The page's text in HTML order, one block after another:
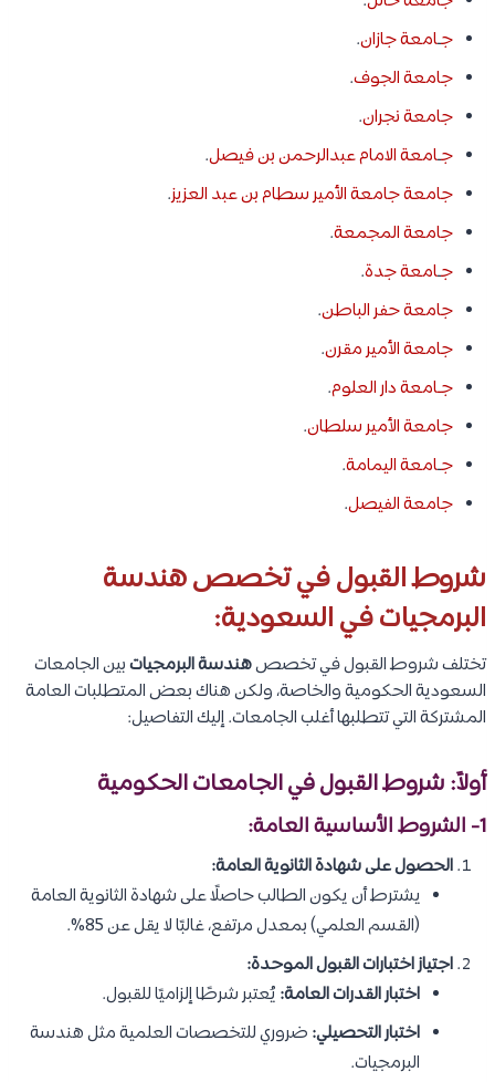
جـامعة جازان.
جامعة الجوف.
جامعة نجران.
جـامعة الامام عبدالرحمن بن فيصل.
جامعة جامعة الأمير سطام بن عبد العزيز.
جامعة المجمعة.
جـامعة جدة.
جامعة حفر الباطن.
جامعة الأمير مقرن.
جـامعة دار العلوم.
جامعة الأمير سلطان.
جـامعة اليمامة.
جامعة الفيصل.
شروط القبول في تخصص هندسة
البرمجيات في السعودية:
تختلف شروط القبول في تخصصهندسة البرمجياتبين الجامعات
السعودية الحكومية والخاصة، ولكن هناك بعض المتطلبات العامة
المشتركة التي تتطلبها أغلب الجامعات. إليك التفاصيل:
أولاً: شروط القبول في الجامعات الحكومية
1- الشروط الأساسية العامة:
الحصول على شهادة الثانوية العامة:
يشترط أن يكون الطالب حاصلًا على شهادة الثانوية العامة
(القسم العلمي) بمعدل مرتفع، غالبًا لا يقل عن 85%.
اجتياز اختبارات القبول الموحدة:
اختبار القدرات العامة: يُعتبر شرطًا إلزاميًا للقبول.
اختبار التحصيلي: ضروري للتخصصات العلمية مثل هندسة
البرمجيات.